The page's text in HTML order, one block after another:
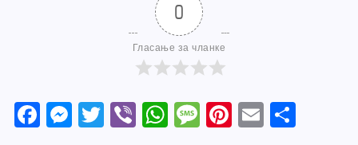
0
Гласање за чланке
F
M
T
Vi W M
Pi
E